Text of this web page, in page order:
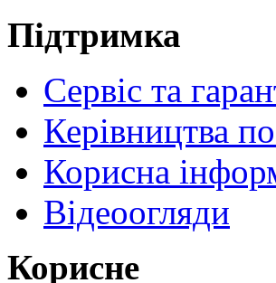
Підтримка
Сервіс та
Керівництва
Корисна
Відеоогляди
Корисне